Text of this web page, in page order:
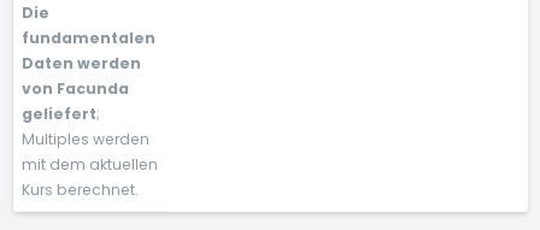
Die
fundamentalen
Daten werden
von Facunda
geliefert;
Multiples werden
mit dem aktuellen
Kurs berechnet.